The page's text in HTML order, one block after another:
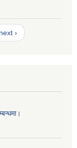
next ›